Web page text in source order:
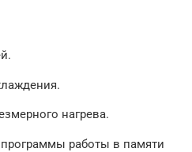
нагрева.
работы в памяти